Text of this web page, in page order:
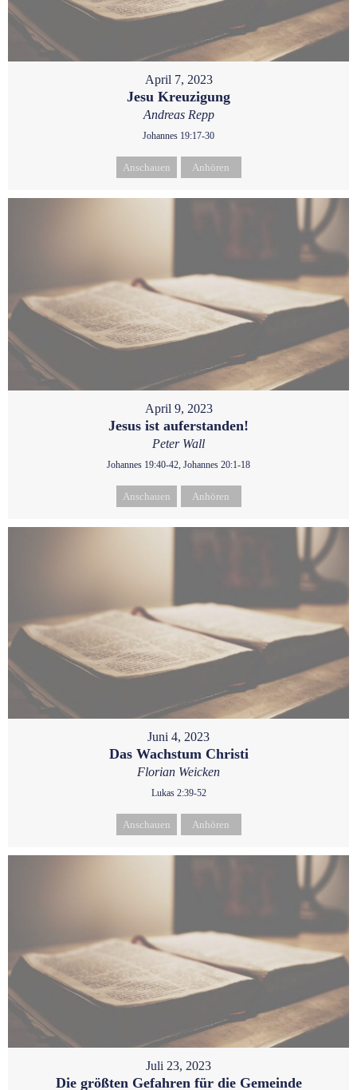
April 7, 2023
Jesu Kreuzigung
Andreas Repp
Johannes 19:17-30
Anschauen Anhören
April 9, 2023
Jesus ist auferstanden!
Peter Wall
Johannes 19:40-42, Johannes 20:1-18
Anschauen Anhören
Juni 4, 2023
Das Wachstum Christi
Florian Weicken
Lukas 2:39-52
Anschauen Anhören
Juli 23, 2023
Die größten Gefahren für die Gemeinde